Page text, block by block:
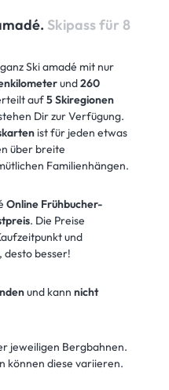
Skipass für 8
Ski amadé mit nur
und260
auf5 Skiregionen
Dir zur Verfügung.
ist für jeden etwas
über breite
Familienhängen.
Online Frühbucher-
. Die Preise
und
besser!
und kann nicht
jeweiligen Bergbahnen.
können diese variieren.